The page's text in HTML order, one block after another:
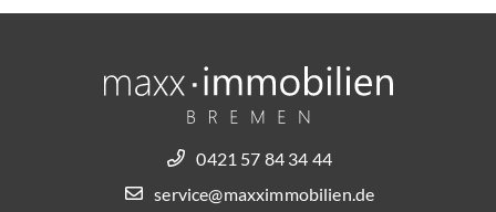
0421 57 84 34 44
service@maxximmobilien.de